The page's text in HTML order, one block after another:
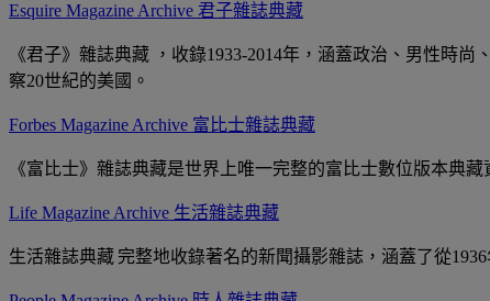
Esquire Magazine Archive 君子雜誌典藏
《君子》雜誌典藏 ，收錄1933-2014年，涵蓋政治、男性時
察20世紀的美國。
Forbes Magazine Archive 富比士雜誌典藏
《富比士》雜誌典藏是世界上唯一完整的富比士數位版本典
Life Magazine Archive 生活雜誌典藏
生活雜誌典藏 完整地收錄著名的新聞攝影雜誌，涵蓋了從